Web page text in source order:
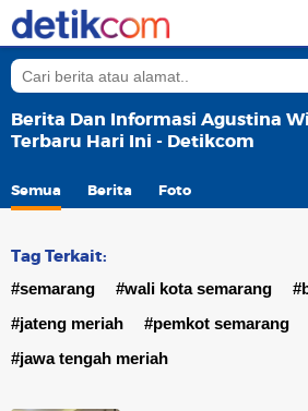
Berita Dan Informasi Agustina
Terbaru Hari Ini - Detikcom
Semua Berita Foto
Tag Terkait:
#semarang #wali kota semarang
#jateng meriah
#pemkot semarang
#jawa tengah meriah